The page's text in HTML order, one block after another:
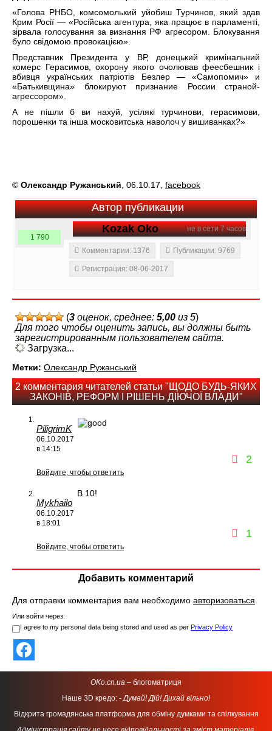
«Голова РНБО, комсомолький уйобиш Турчинов, який здав
Крим Росії — «Російська агентура, яка працює в парламенті,
зірвала голосування за визнання РФ агресором. Блокування
було свідомою провокацією».
Представник Президента у ВР, донецький кримінальний
комерс Герасимов, охорону якого очолював феесбешник і
вбивця українських патріотів Безлер — «Самопомич» и
«Батькивщина» блокируют признание России страной-
агрессором».
А не пішли б ви нахуй, усілякі турчинови, герасимови,
порошенки та інша московитська наволоч у вишиванках?»
© Олександр Ружанський, 06.10.17, facebook
Автор публикации
не в сети 7 часов
Kozak Oko
1 790
Комментарии: 1376
Публикации: 9769
Регистрация: 08-06-2017
(3 оценок, среднее: 5,00 из 5)
Для того чтобы оценить запись, вы должны быть
зарегистрированным пользователем сайта.
Загрузка...
Метки: Олександр Ружанський
2 комментария читателей статьи "ЩОДО БУДЬ-ЯКИХ
ЗАКОНІВ, РЕФОРМ І РІШЕНЬ ДІЮЧОЇ ВЛАДИ"
PiligrimK
06.10.2017
в 14:15
2
Войдите, чтобы ответить
Mykhailo
06.10.2017
в 18:01
В 10!
1
Войдите, чтобы ответить
Добавить комментарий
Для отправки комментария вам необходимо авторизоваться.
Или войти через:
I agree to my personal data being stored and used as per Privacy Policy
OKo.cn.ua – блогоматриця
Наше 3D кредо: -Думай! Дій! Дихай вільно!
Відкрита громадянська платформа для обміну думками та спілкування